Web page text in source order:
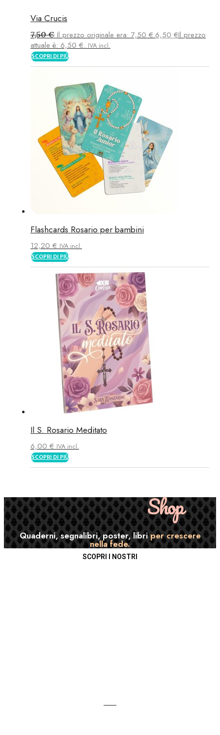
Via Crucis
7,50€ Il prezzo originale era: 7,50 €.6,50 €Il prezzo
attuale è: 6,50 €. IVA incl.
SCOPRI DI PIÙ
Flashcards Rosario per bambini
12,20 € IVA incl.
SCOPRI DI PIÙ
Il S. Rosario Meditato
6,00€ IVA incl.
SCOPRI DI PIÙ
Shop
Quaderni, segnalibri, poster, libriper crescere
nella fede.
SCOPRI I NOSTRI